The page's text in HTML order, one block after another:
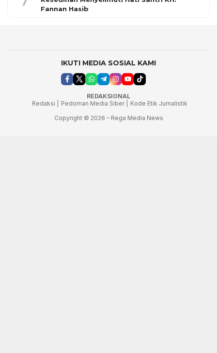
Fannan Hasib
IKUTI MEDIA SOSIAL KAMI
REDAKSIONAL
Redaksi |
Pedoman Media Siber |
Kode Etik Jurnalistik
Copyright © 2026 – Rega Media News